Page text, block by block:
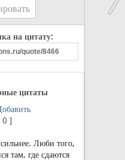
на цитату:
цитаты
0 ]
Люби того,
там, где сдаются